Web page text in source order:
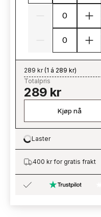
289 kr(1 á 289 kr)
Totalpris
289 kr
Kjøp nå
Loading…
Laster
400 kr for gratis frakt